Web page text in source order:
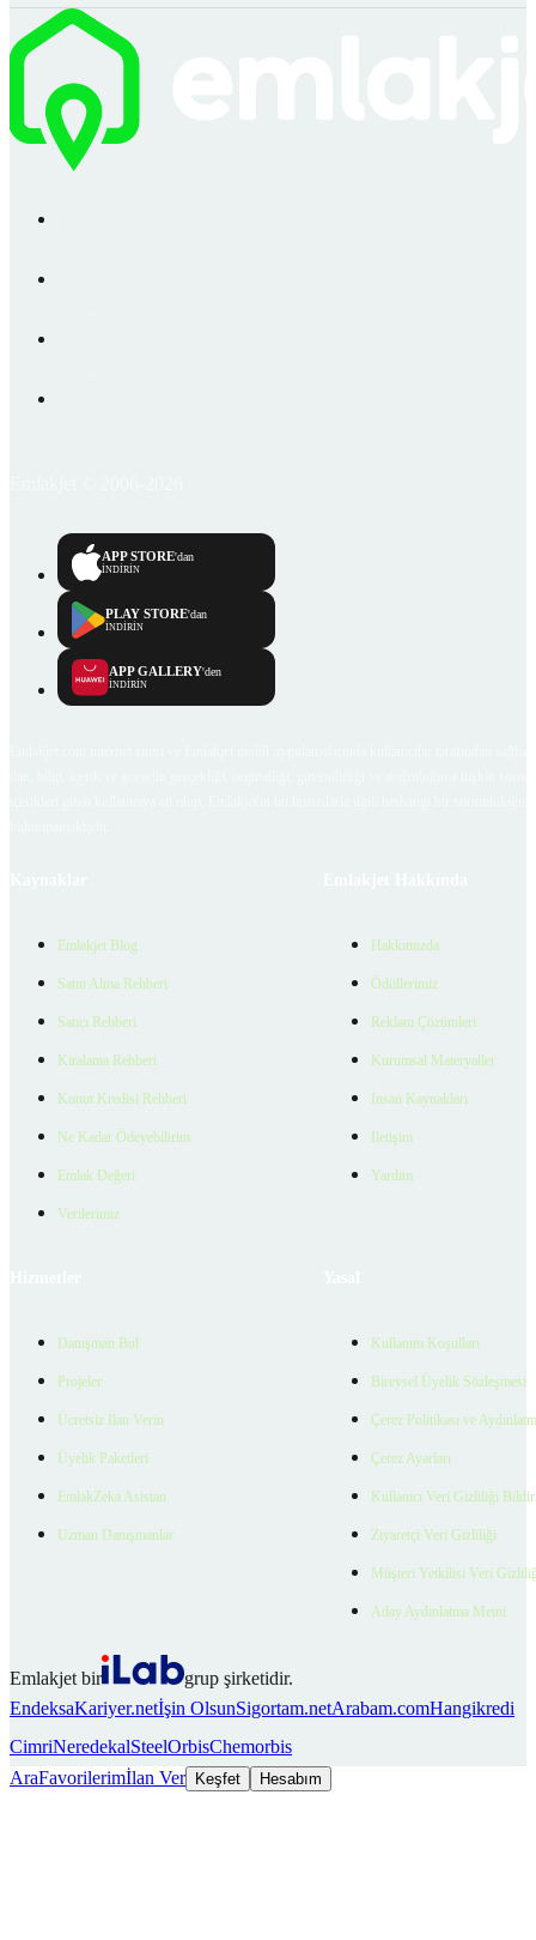
APP STORE'dan
İNDİRİN
PLAY STORE'dan
İNDİRİN
APP GALLERY'den
İNDİRİN
Emlakjet Blog
Satın Alma Rehberi
Satıcı Rehberi
Kiralama Rehberi
Konut Kredisi Rehberi
Ne Kadar Ödeyebilirim
Emlak Değeri
Verilerimiz
Hakkımızda
Ödüllerimiz
Reklam Çözümleri
Kurumsal Materyaller
İnsan Kaynakları
İletişim
Yardım
Danışman Bul
Projeler
Ücretsiz İlan Verin
Üyelik Paketleri
EmlakZeka Asistan
Uzman Danışmanlar
Kullanım Koşulları
Bireysel Üyelik Sözleşmesi
Çerez Politikası ve
Çerez Ayarları
Kullanıcı Veri Gizliliği
Ziyaretçi Veri Gizliliği
Müşteri Yetkilisi Veri
Aday Aydınlatma Metni
Emlakjet bir
grup şirketidir.
EndeksaKariyer.netİşin OlsunSigortam.netArabam.comHangikredi
CimriNeredekalSteelOrbisChemorbis
AraFavorilerimİlan Ver Keşfet Hesabım